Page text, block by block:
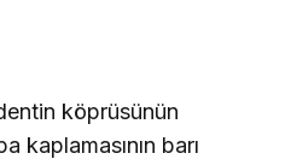
köprüsünün
kaplamasının barı